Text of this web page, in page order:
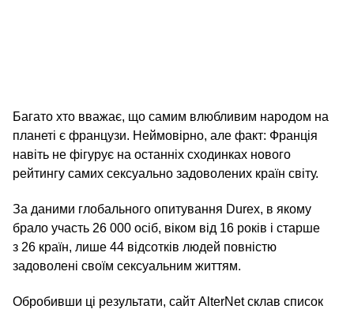
Багато хто вважає, що самим влюбливим народом на
планеті є французи. Неймовірно, але факт: Франція
навіть не фігурує на останніх сходинках нового
рейтингу самих сексуально задоволених країн світу.
За даними глобального опитування Durex, в якому
брало участь 26 000 осіб, віком від 16 років і старше
з 26 країн, лише 44 відсотків людей повністю
задоволені своїм сексуальним життям.
Обробивши ці результати, сайт AlterNet склав список